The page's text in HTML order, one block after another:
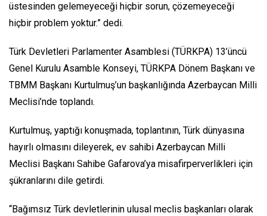
üstesinden gelemeyeceği hiçbir sorun, çözemeyeceği
hiçbir problem yoktur.” dedi.
Türk Devletleri Parlamenter Asamblesi (TÜRKPA) 13’üncü
Genel Kurulu Asamble Konseyi, TÜRKPA Dönem Başkanı ve
TBMM Başkanı Kurtulmuş’un başkanlığında Azerbaycan Milli
Meclisi’nde toplandı.
Kurtulmuş, yaptığı konuşmada, toplantının, Türk dünyasına
hayırlı olmasını dileyerek, ev sahibi Azerbaycan Milli
Meclisi Başkanı Sahibe Gafarova’ya misafirperverlikleri için
şükranlarını dile getirdi.
“Bağımsız Türk devletlerinin ulusal meclis başkanları olarak